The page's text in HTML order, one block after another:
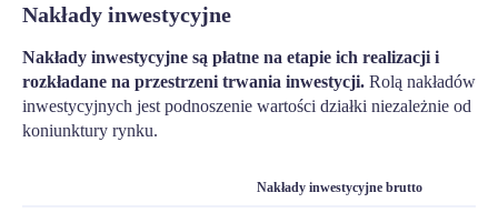
Nakłady inwestycyjne
Nakłady inwestycyjne są płatne na etapie ich realizacji i
rozkładane na przestrzeni trwania inwestycji. Rolą nakładów
inwestycyjnych jest podnoszenie wartości działki niezależnie od
koniunktury rynku.
Nakłady inwestycyjne brutto